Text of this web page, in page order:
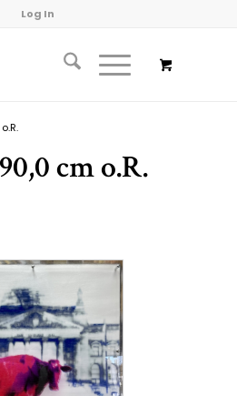
Log In
cm o.R.